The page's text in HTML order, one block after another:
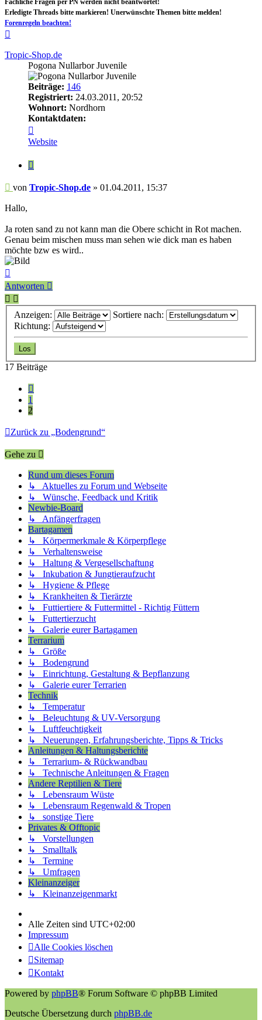
Fachliche Fragen per PN werden nicht beantwortet!
Erledigte Threads bitte markieren! Unerwünschte Themen bitte melden!
Forenregeln beachten!
Tropic-Shop.de
Pogona Nullarbor Juvenile
Beiträge: 146
Registriert: 24.03.2011, 20:52
Wohnort: Nordhorn
Kontaktdaten:
von
Tropic-
Shop.de
Website
Zitieren
Beitrag
von Tropic-Shop.de » 01.04.2011, 15:37
Hallo,
Ja roten sand zu not kann man die Obere schicht in Rot machen.
Genau beim mischen muss man sehen wie dick man es haben
möchte bzw es wird..
oben
Antworten
Anzeigen:
Sortiere nach:
Richtung:
17 Beiträge
Vorherige
1
2
Zurück zu „Bodengrund“
Gehe zu
Rund um dieses Forum
↳ Aktuelles zu Forum und Webseite
↳ Wünsche, Feedback und Kritik
Newbie-Board
↳ Anfängerfragen
Bartagamen
↳ Körpermerkmale & Körperpflege
↳ Verhaltensweise
↳ Haltung & Vergesellschaftung
↳ Inkubation & Jungtieraufzucht
↳ Hygiene & Pflege
↳ Krankheiten & Tierärzte
↳ Futtiertiere & Futtermittel - Richtig Füttern
↳ Futtertierzucht
↳ Galerie eurer Bartagamen
Terrarium
↳ Größe
↳ Bodengrund
↳ Einrichtung, Gestaltung & Bepflanzung
↳ Galerie eurer Terrarien
Technik
↳ Temperatur
↳ Beleuchtung & UV-Versorgung
↳ Luftfeuchtigkeit
↳ Neuerungen, Erfahrungsberichte, Tipps & Tricks
Anleitungen & Haltungsberichte
↳ Terrarium- & Rückwandbau
↳ Technische Anleitungen & Fragen
Andere Reptilien & Tiere
↳ Lebensraum Wüste
↳ Lebensraum Regenwald & Tropen
↳ sonstige Tiere
Privates & Offtopic
↳ Vorstellungen
↳ Smalltalk
↳ Termine
↳ Umfragen
Kleinanzeiger
↳ Kleinanzeigenmarkt
Alle Zeiten sind UTC+02:00
Impressum
Alle Cookies löschen
Sitemap
Kontakt
Powered by phpBB® Forum Software © phpBB Limited
Deutsche Übersetzung durch phpBB.de